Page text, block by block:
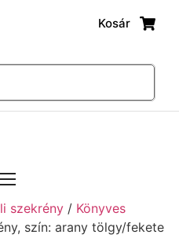
Kosár
szekrény / Könyves
szín: arany tölgy/fekete